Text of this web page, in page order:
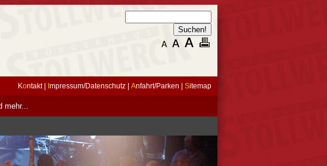
Kontakt| mpressum/Datenschutz Anfahrt/Parken Sitemap
mehr...